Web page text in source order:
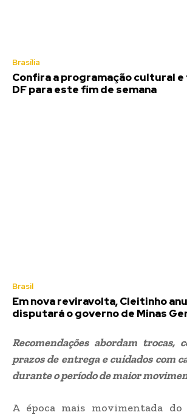
Brasília
Confira a programação cultural
DF para este fim de semana
Brasil
Em nova reviravolta, Cleitinho
disputará o governo de Minas
Recomendações abordam trocas,
prazos de entrega e cuidados com
durante o período de maior
A época mais movimentada